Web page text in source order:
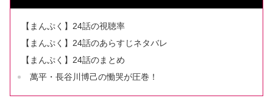
【まんぷく】24話の視聴率
【まんぷく】24話のあらすじネタバレ
【まんぷく】24話のまとめ
萬平・長谷川博己の慟哭が圧巻！